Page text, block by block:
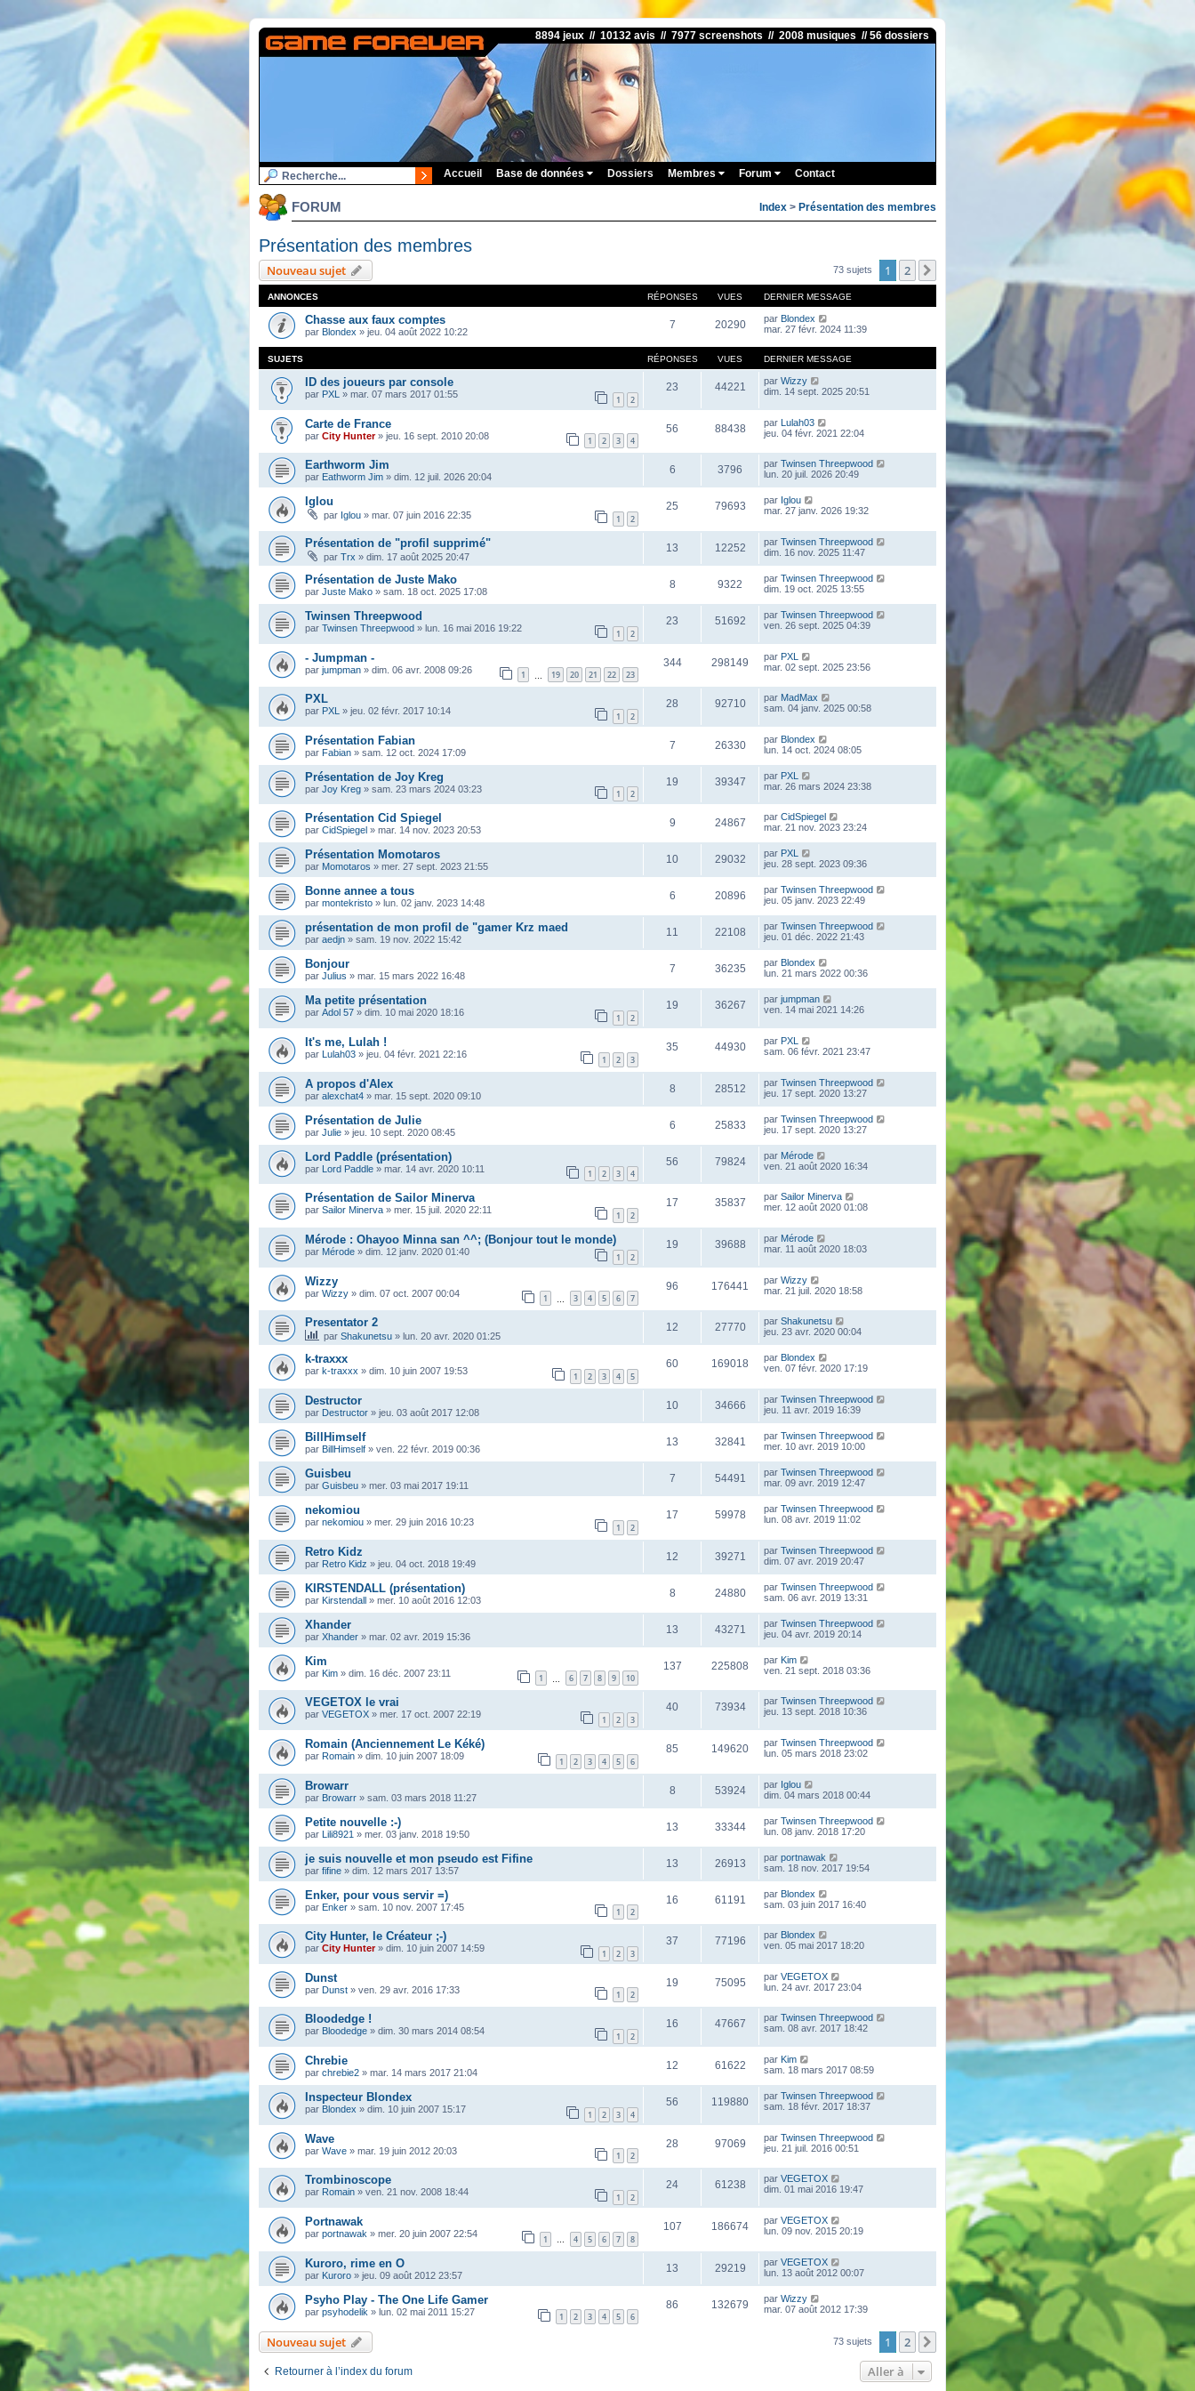
8894 jeux // 10132 avis // 7977 screenshots // 2008 musiques // 56 dossiers
Accueil Base de données Dossiers Membres Forum Contact
FORUM Index > Présentation des membres
Présentation des membres
Nouveau sujet 73 sujets 1 2
ANNONCES RÉPONSES VUES DERNIER MESSAGE
Chasse aux faux comptes
par Blondex » jeu. 04 août 2022 10:22
7 20290 par Blondex
mar. 27 févr. 2024 11:39
SUJETS RÉPONSES VUES DERNIER MESSAGE
ID des joueurs par console
par PXL » mar. 07 mars 2017 01:55 1 2
23 44221 par Wizzy
dim. 14 sept. 2025 20:51
Carte de France
par City Hunter» jeu. 16 sept. 2010 20:08 1 2 3 4
56 88438 par Lulah03
jeu. 04 févr. 2021 22:04
Earthworm Jim
par Eathworm Jim » dim. 12 juil. 2026 20:04
6 3796 par Twinsen Threepwood
lun. 20 juil. 2026 20:49
Iglou
par Iglou » mar. 07 juin 2016 22:35 1 2
25 79693 par Iglou
mar. 27 janv. 2026 19:32
Présentation de "profil supprimé"
par Trx » dim. 17 août 2025 20:47
13 12252 par Twinsen Threepwood
dim. 16 nov. 2025 11:47
Présentation de Juste Mako
par Juste Mako » sam. 18 oct. 2025 17:08
8 9322 par Twinsen Threepwood
dim. 19 oct. 2025 13:55
Twinsen Threepwood
par Twinsen Threepwood » lun. 16 mai 2016 19:22 1 2
23 51692 par Twinsen Threepwood
ven. 26 sept. 2025 04:39
- Jumpman -
par jumpman » dim. 06 avr. 2008 09:26 1 19 20 21 22 23
344 298149 par PXL
mar. 02 sept. 2025 23:56
PXL
par PXL » jeu. 02 févr. 2017 10:14 1 2
28 92710 par MadMax
sam. 04 janv. 2025 00:58
Présentation Fabian
par Fabian » sam. 12 oct. 2024 17:09
7 26330 par Blondex
lun. 14 oct. 2024 08:05
Présentation de Joy Kreg
par Joy Kreg » sam. 23 mars 2024 03:23 1 2
19 39347 par PXL
mar. 26 mars 2024 23:38
Présentation Cid Spiegel
par CidSpiegel » mar. 14 nov. 2023 20:53
9 24867 par CidSpiegel
mar. 21 nov. 2023 23:24
Présentation Momotaros
par Momotaros » mer. 27 sept. 2023 21:55
10 29032 par PXL
jeu. 28 sept. 2023 09:36
Bonne annee a tous
par montekristo » lun. 02 janv. 2023 14:48
6 20896 par Twinsen Threepwood
jeu. 05 janv. 2023 22:49
présentation de mon profil de "gamer Krz maed
par aedjn » sam. 19 nov. 2022 15:42
11 22108 par Twinsen Threepwood
jeu. 01 déc. 2022 21:43
Bonjour
par Julius » mar. 15 mars 2022 16:48
7 36235 par Blondex
lun. 21 mars 2022 00:36
Ma petite présentation
par Adol 57 » dim. 10 mai 2020 18:16 1 2
19 36267 par jumpman
ven. 14 mai 2021 14:26
It's me, Lulah !
par Lulah03 » jeu. 04 févr. 2021 22:16 1 2 3
35 44930 par PXL
sam. 06 févr. 2021 23:47
A propos d'Alex
par alexchat4 » mar. 15 sept. 2020 09:10
8 28512 par Twinsen Threepwood
jeu. 17 sept. 2020 13:27
Présentation de Julie
par Julie » jeu. 10 sept. 2020 08:45
6 25833 par Twinsen Threepwood
jeu. 17 sept. 2020 13:27
Lord Paddle (présentation)
par Lord Paddle » mar. 14 avr. 2020 10:11 1 2 3 4
56 79824 par Mérode
ven. 21 août 2020 16:34
Présentation de Sailor Minerva
par Sailor Minerva » mer. 15 juil. 2020 22:11 1 2
17 35837 par Sailor Minerva
mer. 12 août 2020 01:08
Mérode : Ohayoo Minna san ^^; (Bonjour tout le monde)
par Mérode » dim. 12 janv. 2020 01:40 1 2
19 39688 par Mérode
mar. 11 août 2020 18:03
Wizzy
par Wizzy » dim. 07 oct. 2007 00:04 1 3 4 5 6 7
96 176441 par Wizzy
mar. 21 juil. 2020 18:58
Presentator 2
par Shakunetsu » lun. 20 avr. 2020 01:25
12 27770 par Shakunetsu
jeu. 23 avr. 2020 00:04
k-traxxx
par k-traxxx » dim. 10 juin 2007 19:53 1 2 3 4 5
60 169018 par Blondex
ven. 07 févr. 2020 17:19
Destructor
par Destructor » jeu. 03 août 2017 12:08
10 34666 par Twinsen Threepwood
jeu. 11 avr. 2019 16:39
BillHimself
par BillHimself » ven. 22 févr. 2019 00:36
13 32841 par Twinsen Threepwood
mer. 10 avr. 2019 10:00
Guisbeu
par Guisbeu » mer. 03 mai 2017 19:11
7 54491 par Twinsen Threepwood
mar. 09 avr. 2019 12:47
nekomiou
par nekomiou » mer. 29 juin 2016 10:23 1 2
17 59978 par Twinsen Threepwood
lun. 08 avr. 2019 11:02
Retro Kidz
par Retro Kidz » jeu. 04 oct. 2018 19:49
12 39271 par Twinsen Threepwood
dim. 07 avr. 2019 20:47
KIRSTENDALL (présentation)
par Kirstendall » mer. 10 août 2016 12:03
8 24880 par Twinsen Threepwood
sam. 06 avr. 2019 13:31
Xhander
par Xhander » mar. 02 avr. 2019 15:36
13 43271 par Twinsen Threepwood
jeu. 04 avr. 2019 20:14
Kim
par Kim » dim. 16 déc. 2007 23:11 1 6 7 8 9 10
137 225808 par Kim
ven. 21 sept. 2018 03:36
VEGETOX le vrai
par VEGETOX » mer. 17 oct. 2007 22:19 1 2 3
40 73934 par Twinsen Threepwood
jeu. 13 sept. 2018 10:36
Romain (Anciennement Le Kéké)
par Romain » dim. 10 juin 2007 18:09 1 2 3 4 5 6
85 149620 par Twinsen Threepwood
lun. 05 mars 2018 23:02
Browarr
par Browarr » sam. 03 mars 2018 11:27
8 53924 par Iglou
dim. 04 mars 2018 00:44
Petite nouvelle :-)
par Lili8921 » mer. 03 janv. 2018 19:50
13 33344 par Twinsen Threepwood
lun. 08 janv. 2018 17:20
je suis nouvelle et mon pseudo est Fifine
par fifine » dim. 12 mars 2017 13:57
13 26913 par portnawak
sam. 18 nov. 2017 19:54
Enker, pour vous servir =)
par Enker » sam. 10 nov. 2007 17:45 1 2
16 61191 par Blondex
sam. 03 juin 2017 16:40
City Hunter, le Créateur ;-)
par City Hunter» dim. 10 juin 2007 14:59 1 2 3
37 77196 par Blondex
ven. 05 mai 2017 18:20
Dunst
par Dunst » ven. 29 avr. 2016 17:33 1 2
19 75095 par VEGETOX
lun. 24 avr. 2017 23:04
Bloodedge !
par Bloodedge » dim. 30 mars 2014 08:54 1 2
16 47667 par Twinsen Threepwood
sam. 08 avr. 2017 18:42
Chrebie
par chrebie2 » mar. 14 mars 2017 21:04
12 61622 par Kim
sam. 18 mars 2017 08:59
Inspecteur Blondex
par Blondex » dim. 10 juin 2007 15:17 1 2 3 4
56 119880 par Twinsen Threepwood
sam. 18 févr. 2017 18:37
Wave
par Wave » mar. 19 juin 2012 20:03 1 2
28 97069 par Twinsen Threepwood
jeu. 21 juil. 2016 00:51
Trombinoscope
par Romain » ven. 21 nov. 2008 18:44 1 2
24 61238 par VEGETOX
dim. 01 mai 2016 19:47
Portnawak
par portnawak » mer. 20 juin 2007 22:54 1 … 4 5 6 7 8
107 186674 par VEGETOX
lun. 09 nov. 2015 20:19
Kuroro, rime en O
par Kuroro » jeu. 09 août 2012 23:57
13 29219 par VEGETOX
lun. 13 août 2012 00:07
Psyho Play - The One Life Gamer
par psyhodelik » lun. 02 mai 2011 15:27 1 2 3 4 5 6
86 132679 par Wizzy
mar. 07 août 2012 17:39
Nouveau sujet 73 sujets 1 2 Suivante
Retourner à l’index du forum Aller à